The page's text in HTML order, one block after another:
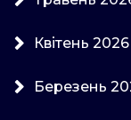
Квітень 2026
Березень